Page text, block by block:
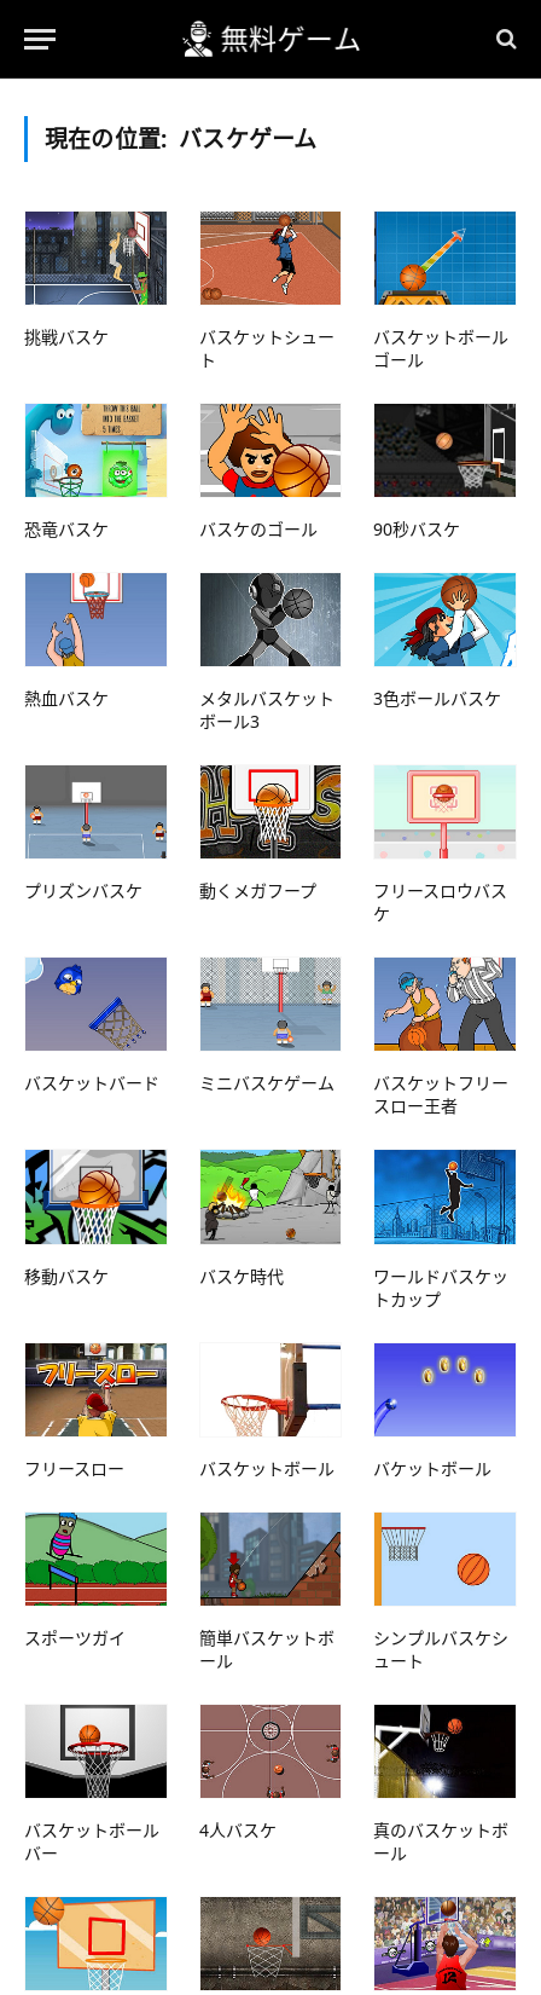
現在の位置: バスケゲーム
挑戦バスケ
バスケットシュー
ト
バスケットボール
ゴール
恐竜バスケ バスケのゴール 90秒バスケ
熱血バスケ
メタルバスケット
ボール3
3色ボールバスケ
プリズンバスケ 動くメガフープ
フリースロウバス
ケ
バスケットバード ミニバスケゲーム
バスケットフリー
スロー王者
移動バスケ バスケ時代
ワールドバスケッ
トカップ
フリースロー バスケットボール バケットボール
スポーツガイ
簡単バスケットボ
ール
シンプルバスケシ
ュート
バスケットボール
バー
4人バスケ
真のバスケットボ
ール